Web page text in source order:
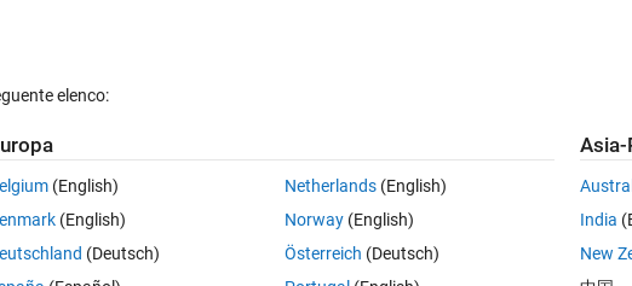
Mostra commenti meno recenti
Apri in MATLAB Online
dates on x axis. I really appreciate anybody can help me. Thanks
elenco:
(English)
(English)
(Deutsch)
Netherlands(English)
Norway(English)
Österreich (Deutsch)
India
New